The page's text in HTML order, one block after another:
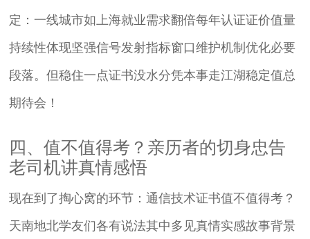
定：一线城市如上海就业需求翻倍每年认证证价值量
持续性体现坚强信号发射指标窗口维护机制优化必要
段落。但稳住一点证书没水分凭本事走江湖稳定值总
期待会！
四、值不值得考？亲历者的切身忠告
老司机讲真情感悟
现在到了掏心窝的环节：通信技术证书值不值得考？
天南地北学友们各有说法其中多见真情实感故事背景